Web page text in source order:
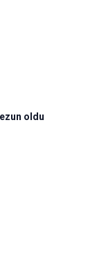
oldu